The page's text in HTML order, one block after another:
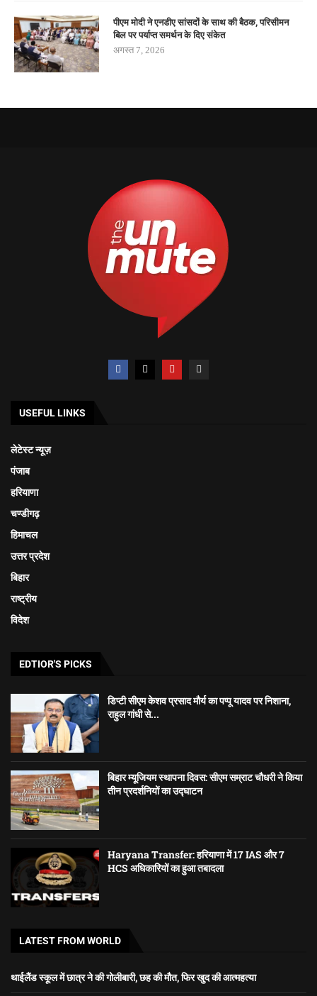
पीएम मोदी ने एनडीए सांसदों के साथ की बैठक, परिसीमन
बिल पर पर्याप्त समर्थन के दिए संकेत
अगस्त 7, 2026
USEFUL LINKS
लेटेस्ट न्यूज़
पंजाब
हरियाणा
चण्डीगढ़
हिमाचल
उत्तर प्रदेश
बिहार
राष्ट्रीय
विदेश
EDTIOR'S PICKS
डिप्टी सीएम केशव प्रसाद मौर्य का पप्पू यादव पर निशाना,
राहुल गांधी से...
बिहार म्यूजियम स्थापना दिवस: सीएम सम्राट चौधरी ने किया
तीन प्रदर्शनियों का उद्घाटन
Haryana Transfer: हरियाणा में 17 IAS और 7
HCS अधिकारियों का हुआ तबादला
LATEST FROM WORLD
थाईलैंड स्कूल में छात्र ने की गोलीबारी, छह की मौत, फिर खुद की आत्महत्या